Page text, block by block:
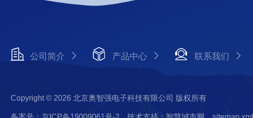
公司简介 产品中心 联系我们
Copyright © 2026 北京奥智强电子科技有限公司 版权所有